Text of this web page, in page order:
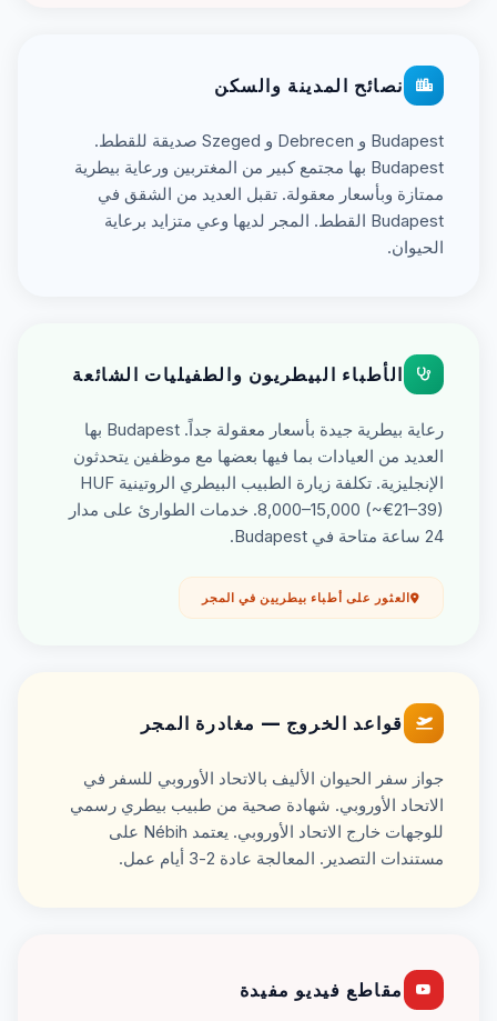
نصائح المدينة والسكن
Budapest و Debrecen و Szeged صديقة للقطط.
Budapest بها مجتمع كبير من المغتربين ورعاية بيطرية
ممتازة وبأسعار معقولة. تقبل العديد من الشقق في
Budapest القطط. المجر لديها وعي متزايد برعاية
الحيوان.
الأطباء البيطريون والطفيليات الشائعة
رعاية بيطرية جيدة بأسعار معقولة جداً. Budapest بها
العديد من العيادات بما فيها بعضها مع موظفين يتحدثون
الإنجليزية. تكلفة زيارة الطبيب البيطري الروتينية HUF
8,000–15,000 (~€21–39). خدمات الطوارئ على مدار
24 ساعة متاحة في Budapest.
العثور على أطباء بيطريين في المجر
قواعد الخروج — مغادرة المجر
جواز سفر الحيوان الأليف بالاتحاد الأوروبي للسفر في
الاتحاد الأوروبي. شهادة صحية من طبيب بيطري رسمي
للوجهات خارج الاتحاد الأوروبي. يعتمد Nébih على
مستندات التصدير. المعالجة عادة 2-3 أيام عمل.
مقاطع فيديو مفيدة